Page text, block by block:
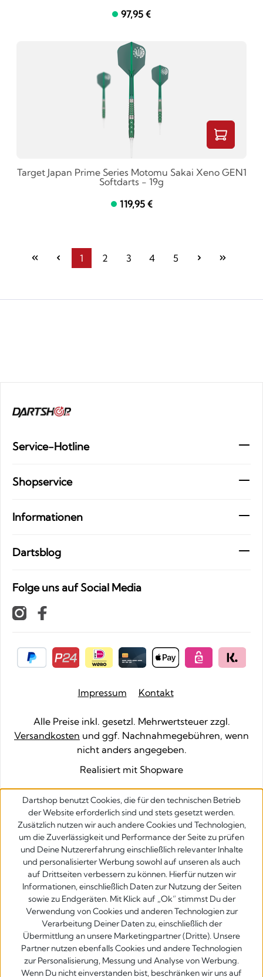
97,95 €
Target Japan Prime Series Motomu Sakai Xeno GEN1
Softdarts - 19g
119,95 €
Seite
1
Seite
2
Seite
3
Seite
4
Seite
5
Service-Hotline
Shopservice
Informationen
Dartsblog
Folge uns auf Social Media
Impressum Kontakt
Alle Preise inkl. gesetzl. Mehrwertsteuer zzgl.
Versandkosten und ggf. Nachnahmegebühren, wenn
nicht anders angegeben.
Realisiert mit Shopware
Dartshop benutzt Cookies, die für den technischen Betrieb
der Website erforderlich sind und stets gesetzt werden.
Zusätzlich nutzen wir auch andere Cookies und Technologien,
um die Zuverlässigkeit und Performance der Seite zu prüfen
und Deine Nutzererfahrung einschließlich relevanter Inhalte
und personalisierter Werbung sowohl auf unseren als auch
auf Drittseiten verbessern zu können. Hierfür nutzen wir
Informationen, einschließlich Daten zur Nutzung der Seiten
sowie zu Endgeräten. Mit Klick auf „Ok” stimmst Du der
Verwendung von Cookies und anderen Technologien zur
Verarbeitung Deiner Daten zu, einschließlich der
Übermittlung an unsere Marketingpartner (Dritte). Unsere
Partner nutzen ebenfalls Cookies und andere Technologien
zur Personalisierung, Messung und Analyse von Werbung.
Wenn Du nicht einverstanden bist, beschränken wir uns auf